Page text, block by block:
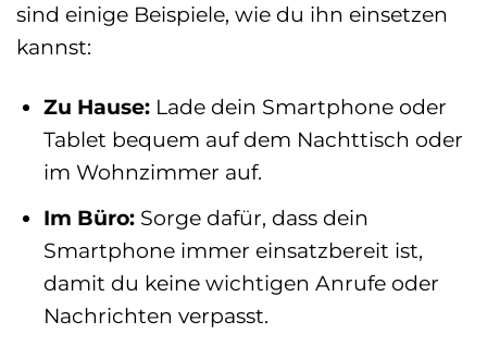
sind einige Beispiele, wie du ihn einsetzen
kannst:
Zu Hause: Lade dein Smartphone oder
Tablet bequem auf dem Nachttisch oder
im Wohnzimmer auf.
Im Büro: Sorge dafür, dass dein
Smartphone immer einsatzbereit ist,
damit du keine wichtigen Anrufe oder
Nachrichten verpasst.